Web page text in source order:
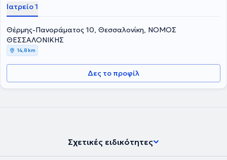
Ιατρείο 1
Θέρμης-Πανοράματος 10, Θεσσαλονίκη, ΝΟΜΟΣ
ΘΕΣΣΑΛΟΝΙΚΗΣ
14,8 km
Δες το προφίλ
Σχετικές ειδικότητες